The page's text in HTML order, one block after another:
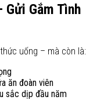
Gửi Gắm Tình
uống – mà còn là:
ăn đoàn viên
sắc dịp đầu năm